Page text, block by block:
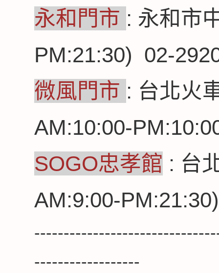
永和門市 : 永和市
PM:21:30) 02-
微風門市 : 台北火
AM:10:00-
SOGO忠孝館 : 台
AM:9:00-
------------------